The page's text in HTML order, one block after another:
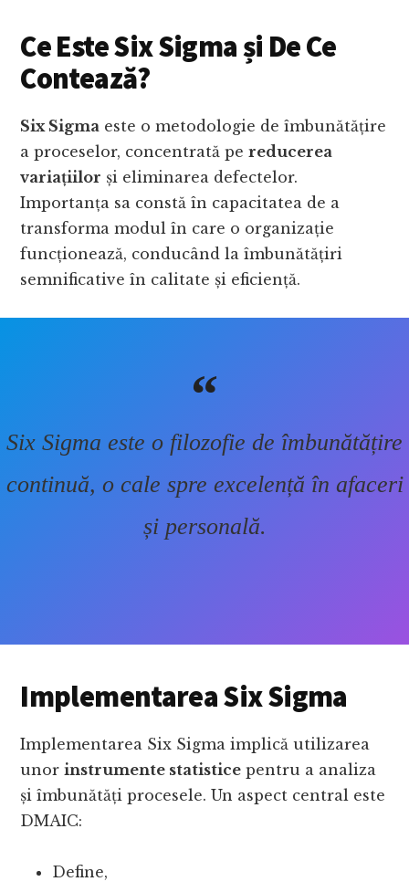
Ce Este Six Sigma și De Ce
Contează?
Six Sigma este o metodologie de îmbunătățire
a proceselor, concentrată pereducerea
variațiilor și eliminarea defectelor.
Importanța sa constă în capacitatea de a
transforma modul în care o organizație
funcționează, conducând la îmbunătățiri
semnificative în calitate și eficiență.
Six Sigma este o filozofie de îmbunătățire
continuă, o cale spre excelență în afaceri
și personală.
Implementarea Six Sigma
Implementarea Six Sigma implică utilizarea
unorinstrumente statistice pentru a analiza
și îmbunătăți procesele. Un aspect central este
DMAIC:
Define,